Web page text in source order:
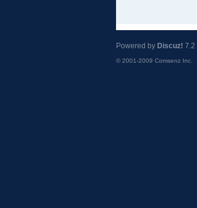
Powered by Discuz! 7.2
© 2001-2009 Comsenz Inc.